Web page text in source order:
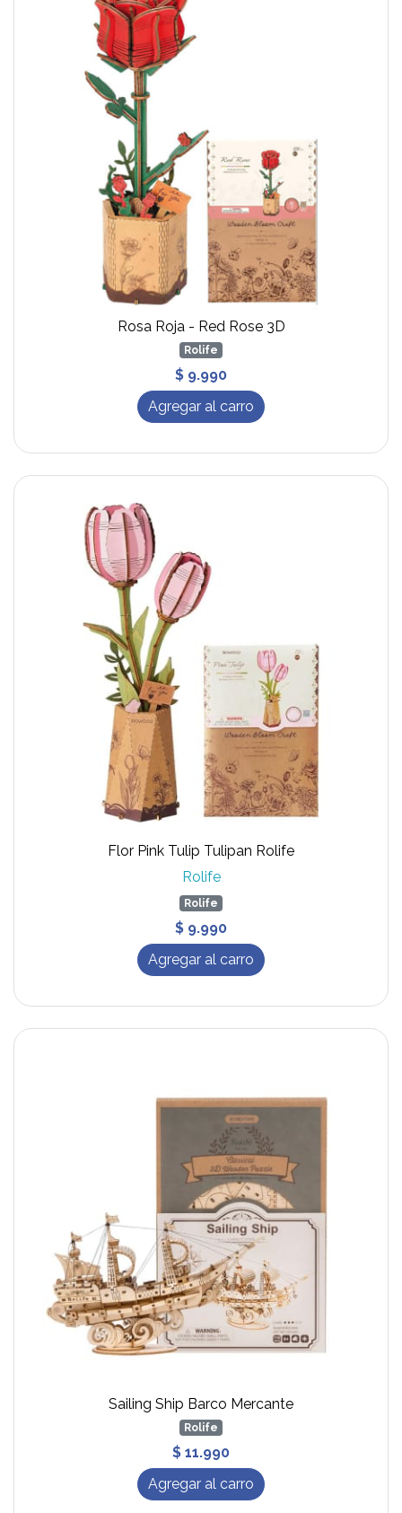
Rosa Roja - Red Rose 3D
Rolife
$ 9.990
Agregar al carro
Flor Pink Tulip Tulipan Rolife
Rolife
Rolife
$ 9.990
Agregar al carro
Sailing Ship Barco Mercante
Rolife
$ 11.990
Agregar al carro